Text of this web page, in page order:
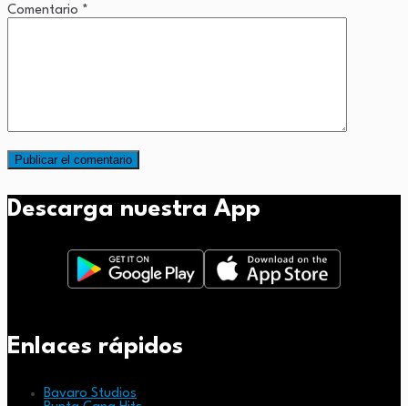
Comentario *
Descarga nuestra App
Enlaces rápidos
Bavaro Studios